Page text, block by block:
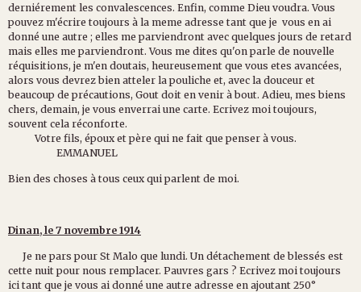
derniérement les convalescences. Enfin, comme Dieu voudra. Vous
pouvez m'écrire toujours à la meme adresse tant que je vous en ai
donné une autre ; elles me parviendront avec quelques jours de retard
mais elles me parviendront. Vous me dites qu'on parle de nouvelle
réquisitions, je m'en doutais, heureusement que vous etes avancées,
alors vous devrez bien atteler la pouliche et, avec la douceur et
beaucoup de précautions, Gout doit en venir à bout. Adieu, mes biens
chers, demain, je vous enverrai une carte. Ecrivez moi toujours,
souvent cela réconforte.
Votre fils, époux et père qui ne fait que penser à vous.
EMMANUEL
Bien des choses à tous ceux qui parlent de moi.
Dinan, le 7 novembre 1914
Je ne pars pour St Malo que lundi. Un détachement de blessés est
cette nuit pour nous remplacer. Pauvres gars ? Ecrivez moi toujours
ici tant que je vous ai donné une autre adresse en ajoutant 250°